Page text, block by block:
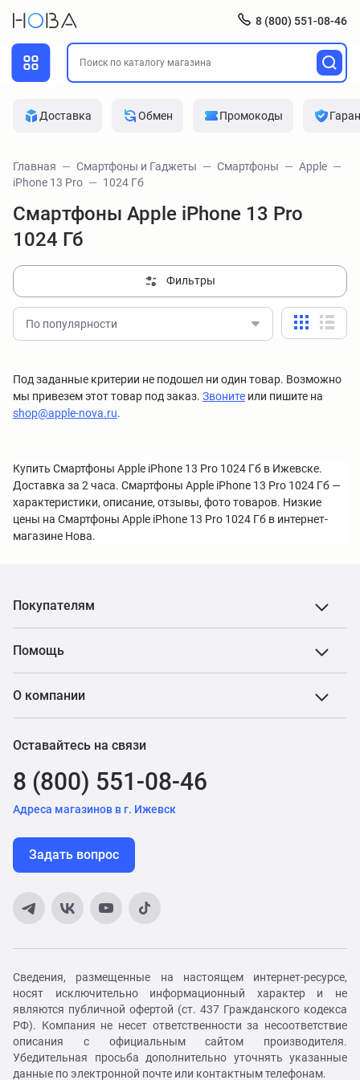
8 (800) 551-08-46
Доставка Обмен Промокоды
Главная Смартфоны и Гаджеты Смартфоны
Apple
iPhone 13 Pro
1024 Гб
Смартфоны Apple iPhone 13 Pro
1024 Гб
Фильтры
По популярности
Под заданные критерии не подошел ни один товар. Возможно
мы привезем этот товар под заказ. Звоните или пишите на
shop@apple-nova.ru.
Купить Смартфоны Apple iPhone 13 Pro 1024 Гб в Ижевске.
Доставка за 2 часа. Смартфоны Apple iPhone 13 Pro 1024 Гб —
характеристики, описание, отзывы, фото товаров. Низкие
цены на Смартфоны Apple iPhone 13 Pro 1024 Гб в интернет-
магазине Нова.
Покупателям
Помощь
О компании
Оставайтесь на связи
8 (800) 551-08-46
Адреса магазинов в г. Ижевск
Задать вопрос
Сведения, размещенные на настоящем интернет-ресурсе,
носят исключительно информационный характер и не
являются публичной офертой (ст. 437 Гражданского кодекса
РФ). Компания не несет ответственности за несоответствие
описания с официальным сайтом производителя.
Убедительная просьба дополнительно уточнять указанные
данные по электронной почте или контактным телефонам.